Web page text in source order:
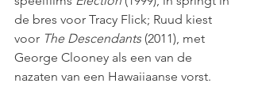
de bres voor Tracy Flick; Ruud kiest
voor The Descendants (2011), met
George Clooney als een van de
nazaten van een Hawaiiaanse vorst.